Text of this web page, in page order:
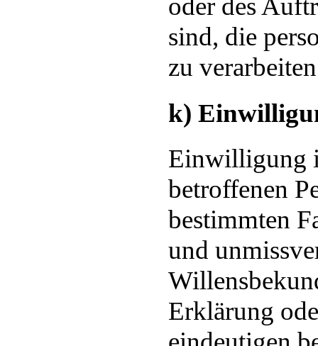
oder des
sind, die
zu
k)
Einwilligung
betroffenen
bestimmten
und
Erklärung